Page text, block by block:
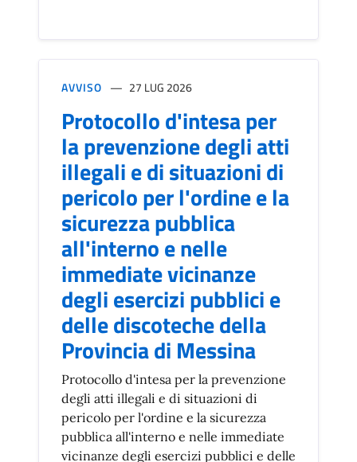
AVVISO 27 LUG 2026
Protocollo d'intesa per
la prevenzione degli atti
illegali e di situazioni di
pericolo per l'ordine e la
sicurezza pubblica
all'interno e nelle
immediate vicinanze
degli esercizi pubblici e
delle discoteche della
Provincia di Messina
Protocollo d'intesa per la prevenzione
degli atti illegali e di situazioni di
pericolo per l'ordine e la sicurezza
pubblica all'interno e nelle immediate
vicinanze degli esercizi pubblici e delle